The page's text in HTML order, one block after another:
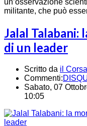
militante, che può
Jalal Talabani:
di un leader
Scritto da il
Commenti:
Sabato, 07
10:05